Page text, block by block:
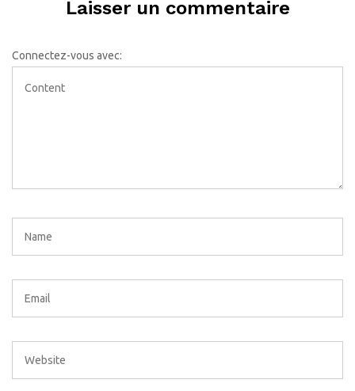
Laisser un commentaire
Connectez-vous avec: